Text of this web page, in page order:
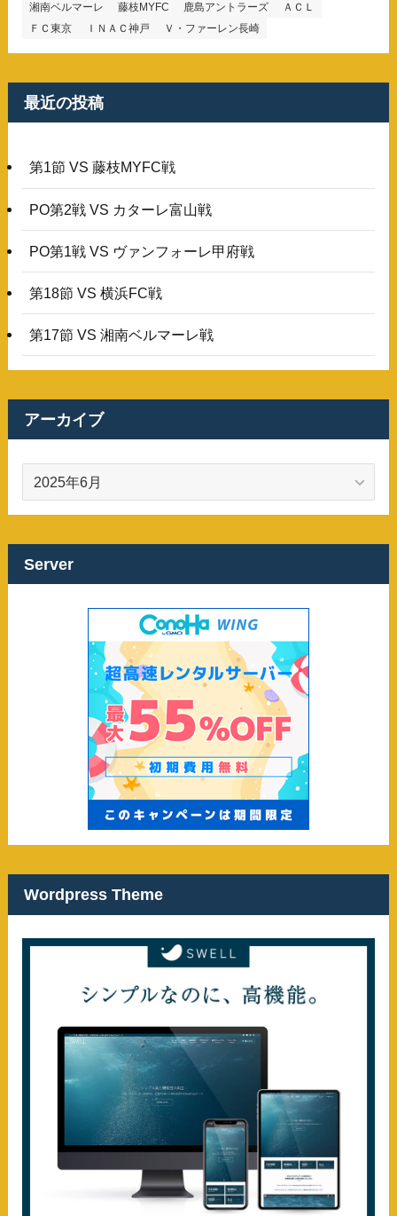
湘南ベルマーレ
藤枝MYFC 鹿島アントラーズ
ＡＣＬ
ＦＣ東京
ＩＮＡＣ神戸 Ｖ・ファーレン長崎
最近の投稿
第1節 VS 藤枝MYFC戦
PO第2戦 VS カターレ富山戦
PO第1戦 VS ヴァンフォーレ甲府戦
第18節 VS 横浜FC戦
第17節 VS 湘南ベルマーレ戦
アーカイブ
カ
ブ
Server
Wordpress Theme